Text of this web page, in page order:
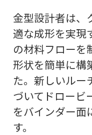
金型設計者は、
適な成形を実現
の材料フローを
形状を簡単に構
た。新しいルー
づいてドロービ
をバインダー面
す。